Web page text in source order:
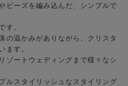
ビーズを編み込んだ、シンプルで
す。
の温かみがありながら、クリスタ
ます。
ゾートウェディングまで様々なシ
ルスタイリッシュなスタイリング